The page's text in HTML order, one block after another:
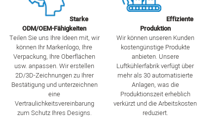
Starke
ODM/OEM-Fähigkeiten
Teilen Sie uns Ihre Ideen mit, wir
können Ihr Markenlogo, Ihre
Verpackung, Ihre Oberflächen
usw. anpassen. Wir erstellen
2D/3D-Zeichnungen zu Ihrer
Bestätigung und unterzeichnen
eine
Vertraulichkeitsvereinbarung
zum Schutz Ihres Designs.
Effiziente
Produktion
Wir können unseren Kunden
kostengünstige Produkte
anbieten. Unsere
Luftkühlerfabrik verfügt über
mehr als 30 automatisierte
Anlagen, was die
Produktionszeit erheblich
verkürzt und die Arbeitskosten
reduziert.